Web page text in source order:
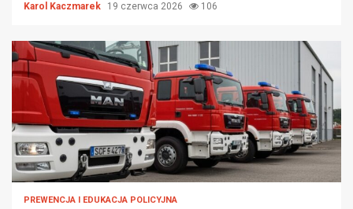
Karol Kaczmarek 19 czerwca 2026 106
PREWENCJA I EDUKACJA POLICYJNA